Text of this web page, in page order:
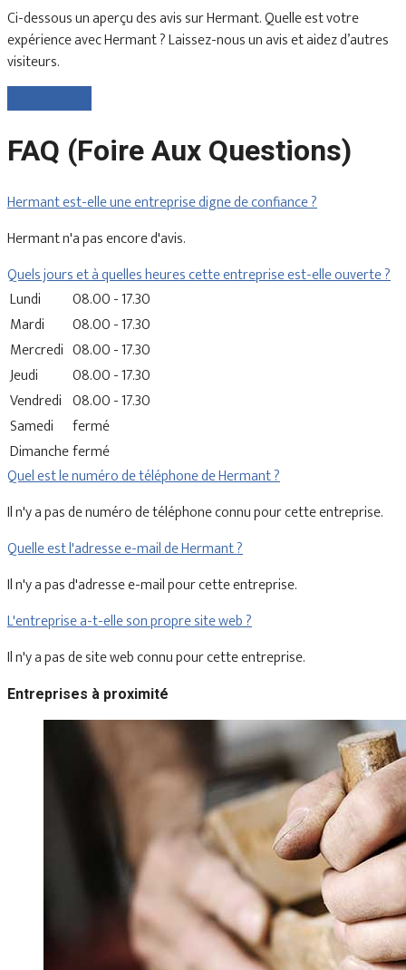
Ci-dessous un aperçu des avis sur Hermant. Quelle est votre
expérience avec Hermant ? Laissez-nous un avis et aidez d’autres
visiteurs.
FAQ (Foire Aux Questions)
Hermant est-elle une entreprise digne de confiance ?
Hermant n'a pas encore d'avis.
Quels jours et à quelles heures cette entreprise est-elle ouverte ?
Lundi
08.00 - 17.30
Mardi
08.00 - 17.30
Mercredi 08.00 - 17.30
Jeudi
08.00 - 17.30
Vendredi 08.00 - 17.30
Samedi
fermé
Dimanchefermé
Quel est le numéro de téléphone de Hermant ?
Il n'y a pas de numéro de téléphone connu pour cette entreprise.
Quelle est l'adresse e-mail de Hermant ?
Il n'y a pas d'adresse e-mail pour cette entreprise.
L'entreprise a-t-elle son propre site web ?
Il n'y a pas de site web connu pour cette entreprise.
Entreprises à proximité